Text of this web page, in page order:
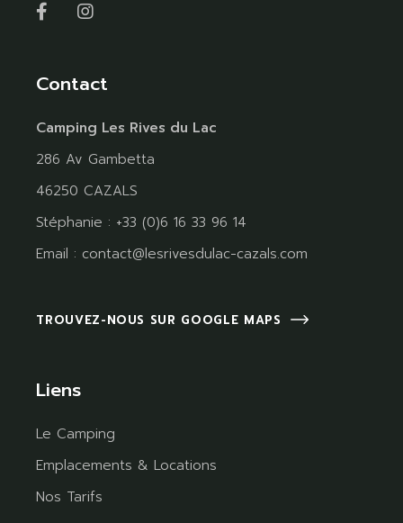
Contact
Camping Les Rives du Lac
286 Av Gambetta
46250 CAZALS
Stéphanie : +33 (0)6 16 33 96 14
Email : contact@lesrivesdulac-cazals.com
TROUVEZ-NOUS SUR GOOGLE MAPS
Liens
Le Camping
Emplacements & Locations
Nos Tarifs